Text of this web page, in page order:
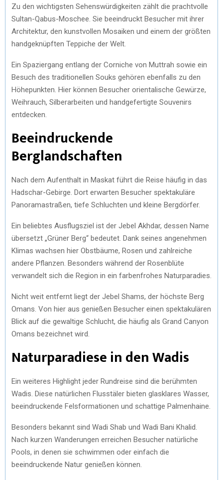
Zu den wichtigsten Sehenswürdigkeiten zählt die prachtvolle
Sultan-Qabus-Moschee. Sie beeindruckt Besucher mit ihrer
Architektur, den kunstvollen Mosaiken und einem der größten
handgeknüpften Teppiche der Welt.
Ein Spaziergang entlang der Corniche von Muttrah sowie ein
Besuch des traditionellen Souks gehören ebenfalls zu den
Höhepunkten. Hier können Besucher orientalische Gewürze,
Weihrauch, Silberarbeiten und handgefertigte Souvenirs
entdecken.
Beeindruckende
Berglandschaften
Nach dem Aufenthalt in Maskat führt die Reise häufig in das
Hadschar-Gebirge. Dort erwarten Besucher spektakuläre
Panoramastraßen, tiefe Schluchten und kleine Bergdörfer.
Ein beliebtes Ausflugsziel ist der Jebel Akhdar, dessen Name
übersetzt „Grüner Berg“ bedeutet. Dank seines angenehmen
Klimas wachsen hier Obstbäume, Rosen und zahlreiche
andere Pflanzen. Besonders während der Rosenblüte
verwandelt sich die Region in ein farbenfrohes Naturparadies.
Nicht weit entfernt liegt der Jebel Shams, der höchste Berg
Omans. Von hier aus genießen Besucher einen spektakulären
Blick auf die gewaltige Schlucht, die häufig als Grand Canyon
Omans bezeichnet wird.
Naturparadiese in den Wadis
Ein weiteres Highlight jeder Rundreise sind die berühmten
Wadis. Diese natürlichen Flusstäler bieten glasklares Wasser,
beeindruckende Felsformationen und schattige Palmenhaine.
Besonders bekannt sind Wadi Shab und Wadi Bani Khalid.
Nach kurzen Wanderungen erreichen Besucher natürliche
Pools, in denen sie schwimmen oder einfach die
beeindruckende Natur genießen können.